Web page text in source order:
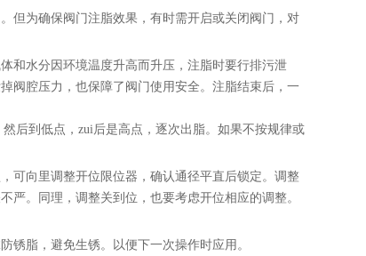
但为确保阀门注脂效果，有时需开启或关闭阀门，对
和水分因环境温度升高而升压，注脂时要行排污泄
阀腔压力，也保障了阀门使用安全。注脂结束后，一
后到低点，zui后是高点，逐次出脂。如果不按规律或
可向里调整开位限位器，确认通径平直后锁定。调整
严。同理，调整关到位，也要考虑开位相应的调整。
锈脂，避免生锈。以便下一次操作时应用。